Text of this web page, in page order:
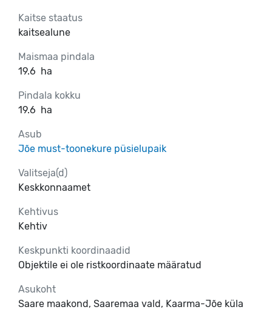
Kaitse staatus
kaitsealune
Maismaa pindala
19.6 ha
Pindala kokku
19.6 ha
Asub
Jõe must-toonekure püsielupaik
Valitseja(d)
Keskkonnaamet
Kehtivus
Kehtiv
Keskpunkti koordinaadid
Objektile ei ole ristkoordinaate määratud
Asukoht
Saare maakond, Saaremaa vald, Kaarma-Jõe küla